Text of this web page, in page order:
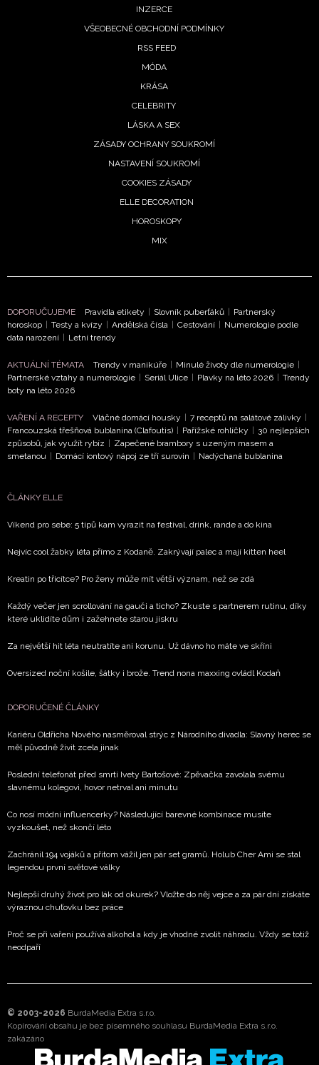
NEWSLETTER
Přihlášením k newsletteru souhlasíte s
podmínkami společnosti BurdaMedia Extra s.r.o.
ochrany soukromí- BurdaMedia Extra s.r.o. bude s
vyhodnocení akce a zasílání novinek.
Chcete navíc dostávat i další zajímavé a exkluzivní
zpracováním údajů k tomuto účelu podle Zásad ochrany
soukromí BurdaMedia Extra s.r.o. , zaškrtněte toto pole.
INZERCE
VŠEOBECNÉ OBCHODNÍ PODMÍNKY
RSS FEED
MÓDA
KRÁSA
CELEBRITY
LÁSKA A SEX
ZÁSADY OCHRANY SOUKROMÍ
NASTAVENÍ SOUKROMÍ
COOKIES ZÁSADY
ELLE DECORATION
HOROSKOPY
MIX
DOPORUČUJEME Pravidla etikety | Slovník puberťáků | Partnerský
horoskop | Testy a kvízy | Andělská čísla | Cestování | Numerologie podle
data narození | Letní trendy
AKTUÁLNÍ TÉMATA Trendy v manikúře | Minulé životy dle numerologie |
Partnerské vztahy a numerologie | Seriál Ulice | Plavky na léto 2026 | Trendy
boty na léto 2026
VAŘENÍ A RECEPTY Vláčné domácí housky | 7 receptů na salátové zálivky |
Francouzská třešňová bublanina (Clafoutis) | Pařížské rohlíčky | 30 nejlepších
způsobů, jak využít rybíz | Zapečené brambory s uzeným masem a
smetanou | Domácí iontový nápoj ze tří surovin | Nadýchaná bublanina
ČLÁNKY ELLE
Víkend pro sebe: 5 tipů kam vyrazit na festival, drink, rande a do kina
Nejvíc cool žabky léta přímo z Kodaně. Zakrývají palec a mají kitten heel
Kreatin po třicítce? Pro ženy může mít větší význam, než se zdá
Každý večer jen scrollování na gauči a ticho? Zkuste s partnerem rutinu, díky
které uklidíte dům i zažehnete starou jiskru
Za největší hit léta neutratíte ani korunu. Už dávno ho máte ve skříni
Oversized noční košile, šátky i brože. Trend nona maxxing ovládl Kodaň
DOPORUČENÉ ČLÁNKY
Kariéru Oldřicha Nového nasměroval strýc z Národního divadla: Slavný herec se
měl původně živit zcela jinak
Poslední telefonát před smrtí Ivety Bartošové: Zpěvačka zavolala svému
slavnému kolegovi, hovor netrval ani minutu
Co nosí módní influencerky? Následující barevné kombinace musíte
vyzkoušet, než skončí léto
Zachránil 194 vojáků a přitom vážil jen pár set gramů. Holub Cher Ami se stal
legendou první světové války
Nejlepší druhý život pro lák od okurek? Vložte do něj vejce a za pár dní získáte
výraznou chuťovku bez práce
Proč se při vaření používá alkohol a kdy je vhodné zvolit náhradu. Vždy se totiž
neodpaří
© 2003-2026 BurdaMedia Extra s.r.o.
Kopírování obsahu je bez písemného souhlasu BurdaMedia Extra s.r.o.
zakázáno